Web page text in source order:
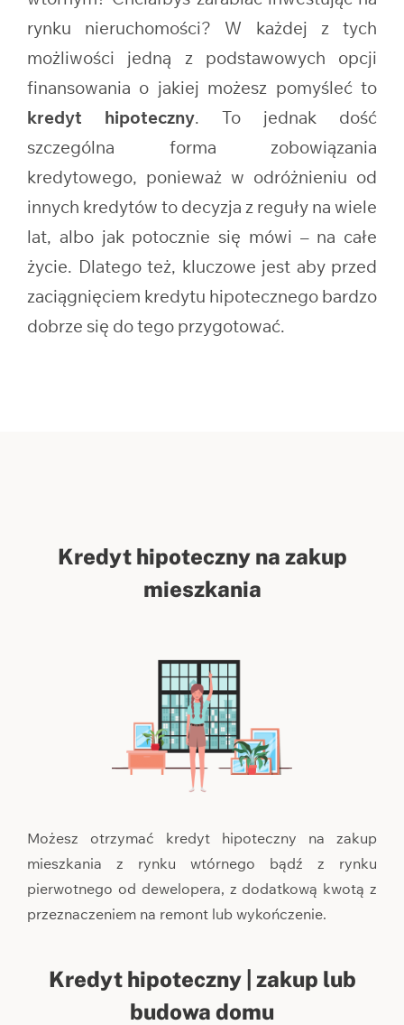
rynku nieruchomości? W każdej z tych
możliwości jedną z podstawowych opcji
finansowania o jakiej możesz pomyśleć to
kredyt hipoteczny. To jednak dość
szczególna forma zobowiązania
kredytowego, ponieważ w odróżnieniu od
innych kredytów to decyzja z reguły na wiele
lat, albo jak potocznie się mówi – na całe
życie. Dlatego też, kluczowe jest aby przed
zaciągnięciem kredytu hipotecznego bardzo
dobrze się do tego przygotować.
Kredyt hipoteczny na zakup
mieszkania
Możesz otrzymać kredyt hipoteczny na zakup
mieszkania z rynku wtórnego bądź z rynku
pierwotnego od dewelopera, z dodatkową kwotą z
przeznaczeniem na remont lub wykończenie.
Kredyt hipoteczny | zakup lub
budowa domu